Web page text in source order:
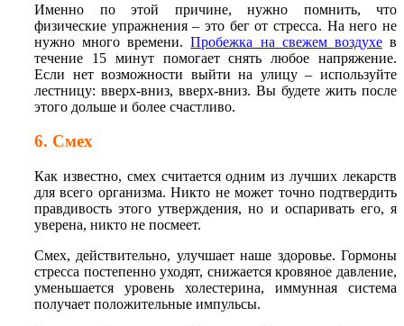
Именно по этой причине, нужно помнить, что
физические упражнения – это бег от стресса. На него не
нужно много времени.Пробежка на свежем воздухев
течение 15 минут помогает снять любое напряжение.
Если нет возможности выйти на улицу – используйте
лестницу: вверх-вниз, вверх-вниз. Вы будете жить после
этого дольше и более счастливо.
6. Смех
Как известно, смех считается одним из лучших лекарств
для всего организма. Никто не может точно подтвердить
правдивость этого утверждения, но и оспаривать его, я
уверена, никто не посмеет.
Смех, действительно, улучшает наше здоровье. Гормоны
стресса постепенно уходят, снижается кровяное давление,
уменьшается уровень холестерина, иммунная система
получает положительные импульсы.